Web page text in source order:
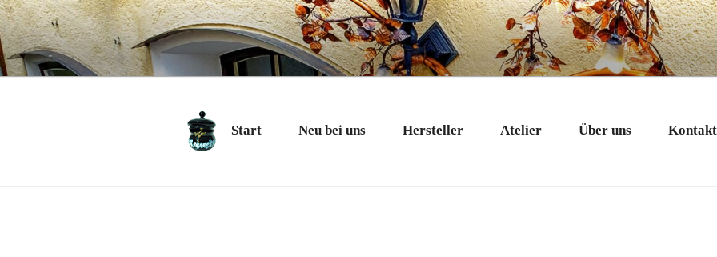
Zum
Inhalt
springen
CHARME EXKLUSIV
Geschenkartikel & Kunstobjekte in Bad Tölz
Start Neu bei uns Hersteller Atelier Über uns Kontakt